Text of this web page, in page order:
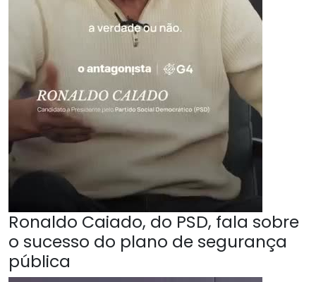
Ronaldo Caiado, do PSD, fala sobre
o sucesso do plano de segurança
pública